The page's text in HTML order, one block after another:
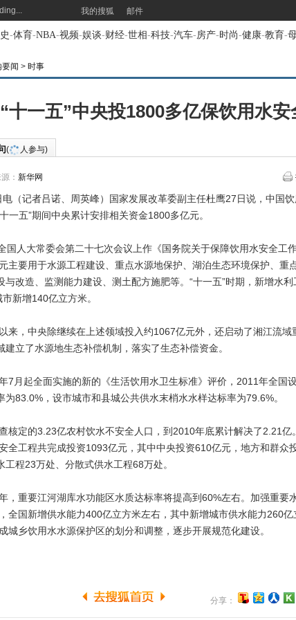
我的搜狐 邮件
-体育-NBA-视频-娱谈-财经-世相-科技-汽车-房产-时尚-健康-教育-
要闻 > 时事
十一五”中央投1800多亿保饮用水安
( 人参与)
： 新华网
记者吕诺、周英峰）国家发展改革委副主任杜鹰27日说，中国饮
一五”期间中央累计安排相关资金1800多亿元。
人大常委会第二十七次会议上作《国务院关于保障饮用水安全工
主要用于水源工程建设、重点水源地保护、湖泊生态环境保护、重
与改造、监测能力建设、测土配方施肥等。“十一五”时期，新增水
新增140亿立方米。
，中央除继续在上述领域投入约1067亿元外，还启动了湘江流域
立了水源地生态补偿机制，落实了生态补偿资金。
起全面实施的新的《生活饮用水卫生标准》评价，2011年全国
83.0%，设市城市和县城公共供水末梢水水样达标率为79.6%。
定的3.23亿农村饮水不安全人口，到2010年底累计解决了2.21亿
全工程共完成投资1093亿元，其中中央投资610亿元，地方和群众
程23万处、分散式供水工程68万处。
重要江河湖库水功能区水质达标率将提高到60%左右。加强重要
全国新增供水能力400亿立方米左右，其中新增城市供水能力260亿
城乡饮用水水源保护区的划分和调整，逐步开展规范化建设。
分享：